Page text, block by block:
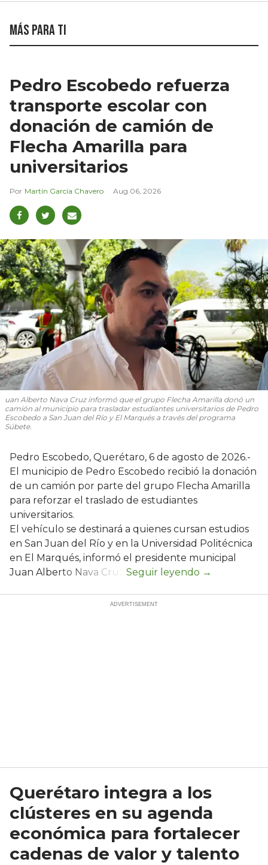
Más para ti
Pedro Escobedo refuerza
transporte escolar con
donación de camión de
Flecha Amarilla para
universitarios
Martín García Chavero Aug 06, 2026
uan Alberto Nava Cruz informó que el grupo Flecha Amarilla donó un
camión al municipio para trasladar estudiantes universitarios de Pedro
Escobedo a San Juan del Río y El Marqués a través del programa
Súbete.
Pedro Escobedo, Querétaro, 6 de agosto de 2026.-
El municipio de Pedro Escobedo recibió la donación
de un camión por parte del grupo Flecha Amarilla
para reforzar el traslado de estudiantes
universitarios.
El vehículo se destinará a quienes cursan estudios
en San Juan del Río y en la Universidad Politécnica
en El Marqués, informó el presidente municipal
Juan Alberto Nava Cruz.
Querétaro integra a los
clústeres en su agenda
económica para fortalecer
cadenas de valor y talento